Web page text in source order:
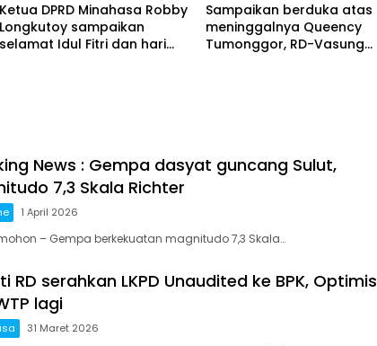
Ketua DPRD Minahasa Robby
Longkutoy sampaikan
selamat Idul Fitri dan hari
Sampaikan berduka atas
meninggalnya Queency
Tumonggor, RD-Vasung
News : Gempa dasyat guncang Sulut,
7,3 Skala Richter
1 April 2026
– Gempa berkekuatan magnitudo 7,3 Skala…
RD serahkan LKPD Unaudited ke BPK, Optimis
lagi
31 Maret 2026